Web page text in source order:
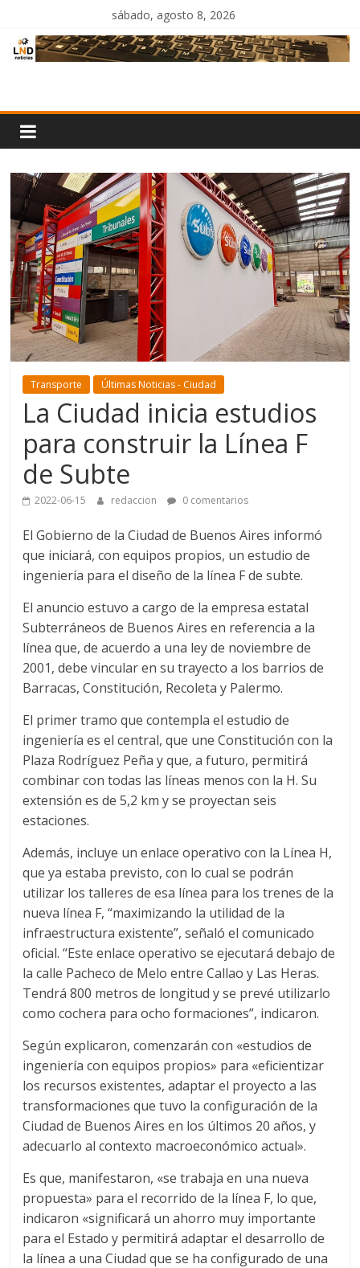
contenido
sábado, agosto 8, 2026
Noticias
Transporte Últimas Noticias - Ciudad
La Ciudad inicia estudios
para construir la Línea F
de Subte
2022-06-15 redaccion 0 comentarios
El Gobierno de la Ciudad de Buenos Aires informó
que iniciará, con equipos propios, un estudio de
ingeniería para el diseño de la línea F de subte.
El anuncio estuvo a cargo de la empresa estatal
Subterráneos de Buenos Aires en referencia a la
línea que, de acuerdo a una ley de noviembre de
2001, debe vincular en su trayecto a los barrios de
Barracas, Constitución, Recoleta y Palermo.
El primer tramo que contempla el estudio de
ingeniería es el central, que une Constitución con la
Plaza Rodríguez Peña y que, a futuro, permitirá
combinar con todas las líneas menos con la H. Su
extensión es de 5,2 km y se proyectan seis
estaciones.
Además, incluye un enlace operativo con la Línea H,
que ya estaba previsto, con lo cual se podrán
utilizar los talleres de esa línea para los trenes de la
nueva línea F, “maximizando la utilidad de la
infraestructura existente”, señaló el comunicado
oficial. “Este enlace operativo se ejecutará debajo de
la calle Pacheco de Melo entre Callao y Las Heras.
Tendrá 800 metros de longitud y se prevé utilizarlo
como cochera para ocho formaciones”, indicaron.
Según explicaron, comenzarán con «estudios de
ingeniería con equipos propios» para «eficientizar
los recursos existentes, adaptar el proyecto a las
transformaciones que tuvo la configuración de la
Ciudad de Buenos Aires en los últimos 20 años, y
adecuarlo al contexto macroeconómico actual».
Es que, manifestaron, «se trabaja en una nueva
propuesta» para el recorrido de la línea F, lo que,
indicaron «significará un ahorro muy importante
para el Estado y permitirá adaptar el desarrollo de
la línea a una Ciudad que se ha configurado de una